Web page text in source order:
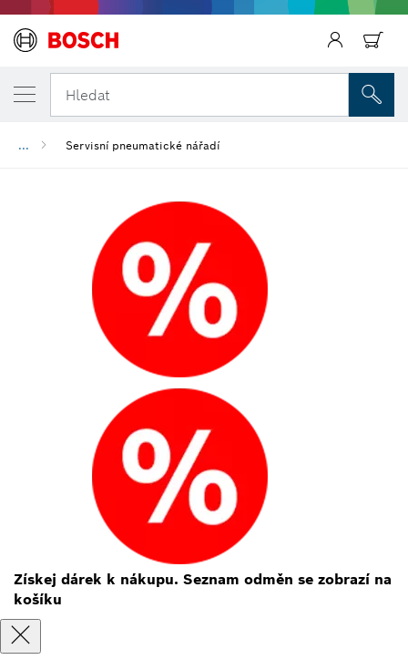
Hledat
... Servisní pneumatické nářadí
Získej dárek k nákupu. Seznam odměn se zobrazí na
košíku